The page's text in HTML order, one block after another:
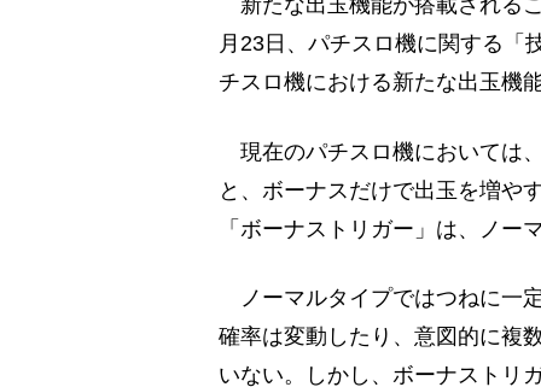
新たな出玉機能が搭載される
月23日、パチスロ機に関する「
チスロ機における新たな出玉機
現在のパチスロ機においては
と、ボーナスだけで出玉を増や
「ボーナストリガー」は、ノー
ノーマルタイプではつねに一
確率は変動したり、意図的に複
いない。しかし、ボーナストリ